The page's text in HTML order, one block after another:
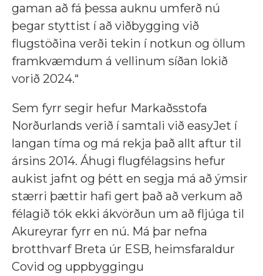
gaman að fá þessa auknu umferð nú
þegar styttist í að viðbygging við
flugstöðina verði tekin í notkun og öllum
framkvæmdum á vellinum síðan lokið
vorið 2024.“
Sem fyrr segir hefur Markaðsstofa
Norðurlands verið í samtali við easyJet í
langan tíma og má rekja það allt aftur til
ársins 2014. Áhugi flugfélagsins hefur
aukist jafnt og þétt en segja má að ýmsir
stærri þættir hafi gert það að verkum að
félagið tók ekki ákvörðun um að fljúga til
Akureyrar fyrr en nú. Má þar nefna
brotthvarf Breta úr ESB, heimsfaraldur
Covid og uppbyggingu